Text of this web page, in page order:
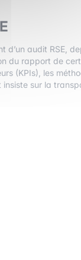
d’un audit RSE,
du rapport de
(KPIs), les
insiste sur la